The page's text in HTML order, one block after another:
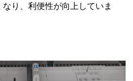
り、利便性が向上していま